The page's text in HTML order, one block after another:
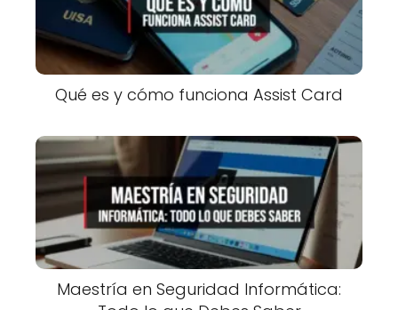
Qué es y cómo funciona Assist Card
Maestría en Seguridad Informática: